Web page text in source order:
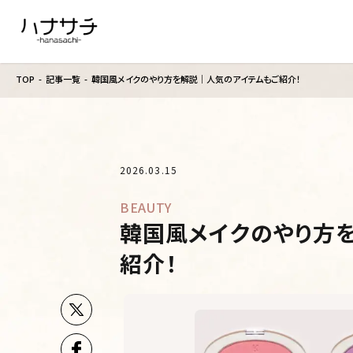
TOP 記事一覧 韓国風メイクのやり方を解説｜人気のアイテムもご紹介！
2026.03.15
BEAUTY
韓国風メイクのやり方
紹介！